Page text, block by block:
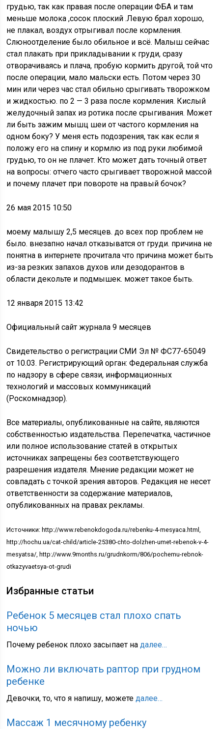
грудью, так как правая после операции ФБА и там
меньше молока ,сосок плоский .Левую брал хорошо,
не плакал, воздух отрыгивал после кормления.
Слюноотделение было обильное и всё. Малыш сейчас
стал плакать при прикладывании к груди, сразу
отворачиваясь и плача, пробую кормить другой, той что
после операции, мало мальски есть. Потом через 30
мин или через час стал обильно срыгивать творожком
и жидкостью. по 2 — 3 раза после кормления. Кислый
желудочный запах из ротика после срыгивания. Может
ли быть зажим мышц шеи от частого кормления на
одном боку? У меня есть подозрения, так как если я
положу его на спину и кормлю из под руки любимой
грудью, то он не плачет. Кто может дать точный ответ
на вопросы: отчего часто срыгивает творожной массой
и почему плачет при повороте на правый бочок?
26 мая 2015 10:50
моему малышу 2,5 месяцев. до всех пор проблем не
было. внезапно начал отказыватся от груди. причина не
понятна в интернете прочитала что причина может быть
из-за резких запахов духов или дезодорантов в
области декольте и подмышек. может такое быть.
12 января 2015 13:42
Официальный сайт журнала 9 месяцев
Свидетельство о регистрации СМИ Эл № ФС77-65049
от 10.03. Регистрирующий орган: Федеральная служба
по надзору в сфере связи, информационных
технологий и массовых коммуникаций
(Роскомнадзор).
Все материалы, опубликованные на сайте, являются
собственностью издательства. Перепечатка, частичное
или полное использование статей в открытых
источниках запрещены без соответствующего
разрешения издателя. Мнение редакции может не
совпадать с точкой зрения авторов. Редакция не несет
ответственности за содержание материалов,
опубликованных на правах рекламы.
Источники: http://www.rebenokdogoda.ru/rebenku-4-mesyaca.html,
http://hochu.ua/cat-child/article-25380-chto-dolzhen-umet-rebenok-v-4-
mesyatsa/, http://www.9months.ru/grudnkorm/806/pochemu-rebnok-
otkazyvaetsya-ot-grudi
Избранные статьи
Ребенок 5 месяцев стал плохо спать
ночью
Почему ребенок плохо засыпает надалее…
Можно ли включать раптор при грудном
ребенке
Девочки, то, что я напишу, можетедалее…
Массаж 1 месячному ребенку